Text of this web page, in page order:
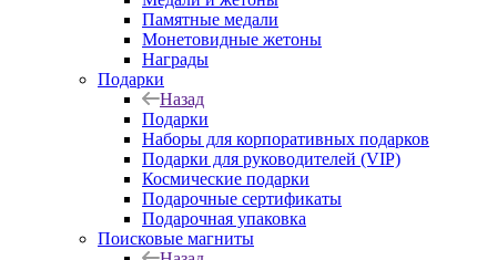
Памятные медали
Монетовидные жетоны
Награды
Подарки
Назад
Подарки
Наборы для корпоративных подарков
Подарки для руководителей (VIP)
Космические подарки
Подарочные сертификаты
Подарочная упаковка
Поисковые магниты